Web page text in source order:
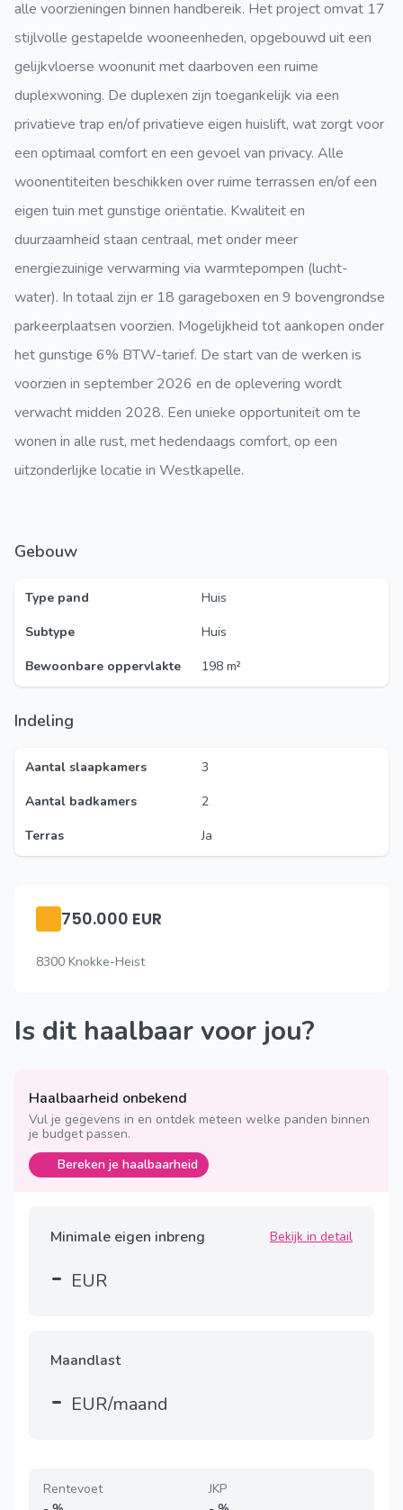
alle voorzieningen binnen handbereik. Het project omvat 17
stijlvolle gestapelde wooneenheden, opgebouwd uit een
gelijkvloerse woonunit met daarboven een ruime
duplexwoning. De duplexen zijn toegankelijk via een
privatieve trap en/of privatieve eigen huislift, wat zorgt voor
een optimaal comfort en een gevoel van privacy. Alle
woonentiteiten beschikken over ruime terrassen en/of een
eigen tuin met gunstige oriëntatie. Kwaliteit en
duurzaamheid staan centraal, met onder meer
energiezuinige verwarming via warmtepompen (lucht-
water). In totaal zijn er 18 garageboxen en 9 bovengrondse
parkeerplaatsen voorzien. Mogelijkheid tot aankopen onder
het gunstige 6% BTW-tarief. De start van de werken is
voorzien in september 2026 en de oplevering wordt
verwacht midden 2028. Een unieke opportuniteit om te
wonen in alle rust, met hedendaags comfort, op een
uitzonderlijke locatie in Westkapelle.
Gebouw
Type pand
Huis
Subtype
Huis
Bewoonbare oppervlakte
198 m²
Indeling
Aantal slaapkamers
3
Aantal badkamers
2
Terras
Ja
750.000 EUR
8300 Knokke-Heist
Is dit haalbaar voor jou?
Haalbaarheid onbekend
Vul je gegevens in en ontdek meteen welke panden binnen
je budget passen.
Bereken je haalbaarheid
Minimale eigen inbreng Bekijk in detail
- EUR
Maandlast
- EUR/maand
Rentevoet
JKP